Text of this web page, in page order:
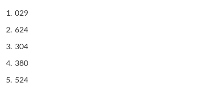
029
624
304
380
524